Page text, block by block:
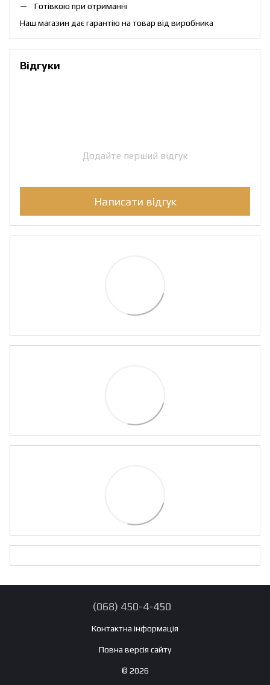
Готівкою при отриманні
Наш магазин дає гарантію на товар від виробника
Відгуки
Додайте перший відгук
Написати відгук
(068) 450-4-450
Контактна інформація
Повна версія сайту
© 2026